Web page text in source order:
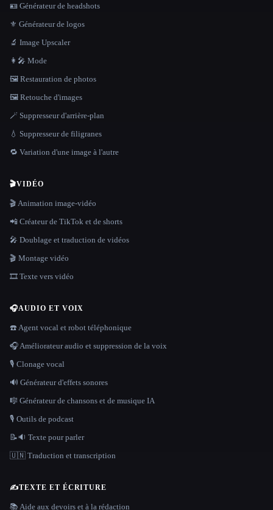
🪪 Générateur de headshots
⚜️ Générateur de logos
🔬 Image Upscaler
👩‍🎤 Mode
🖼️ Restauration de photos
🖼️ Retouche d'images
🪄 Suppresseur d'arrière-plan
💧 Suppresseur de filigranes
🔁 Variation d'une image à l'autre
🎬VIDÉO
🎬 Animation image-vidéo
📲 Créateur de TikTok et de shorts
🎤 Doublage et traduction de vidéos
🎬 Montage vidéo
🎞️ Texte vers vidéo
🎧AUDIO ET VOIX
☎️ Agent vocal et robot téléphonique
🎧 Améliorateur audio et suppression de la voix
🎙️ Clonage vocal
🔊 Générateur d'effets sonores
🎼 Générateur de chansons et de musique IA
🎙️ Outils de podcast
📝🔉 Texte pour parler
🇺🇳 Traduction et transcription
✍️TEXTE ET ÉCRITURE
📚 Aide aux devoirs et à la rédaction